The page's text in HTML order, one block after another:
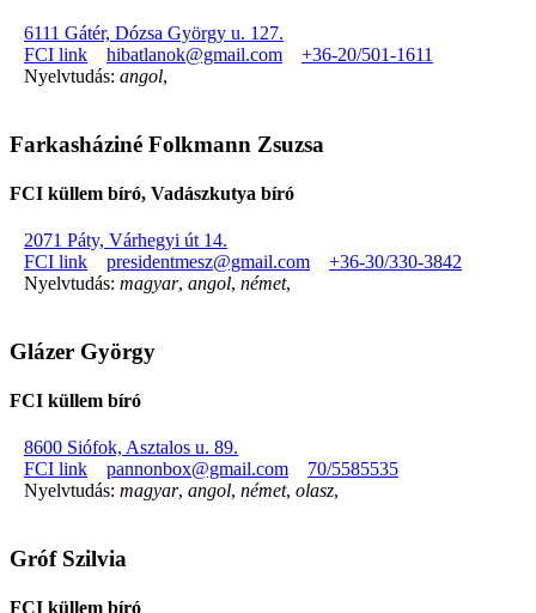
6111 Gátér, Dózsa György u. 127.
FCI link
hibatlanok@gmail.com
+36-20/501-1611
Nyelvtudás: angol,
Farkasháziné Folkmann Zsuzsa
FCI küllem bíró, Vadászkutya bíró
2071 Páty, Várhegyi út 14.
FCI link
presidentmesz@gmail.com
+36-30/330-3842
Nyelvtudás: magyar, angol, német,
Glázer György
FCI küllem bíró
8600 Siófok, Asztalos u. 89.
FCI link
pannonbox@gmail.com
70/5585535
Nyelvtudás: magyar, angol, német, olasz,
Gróf Szilvia
FCI küllem bíró